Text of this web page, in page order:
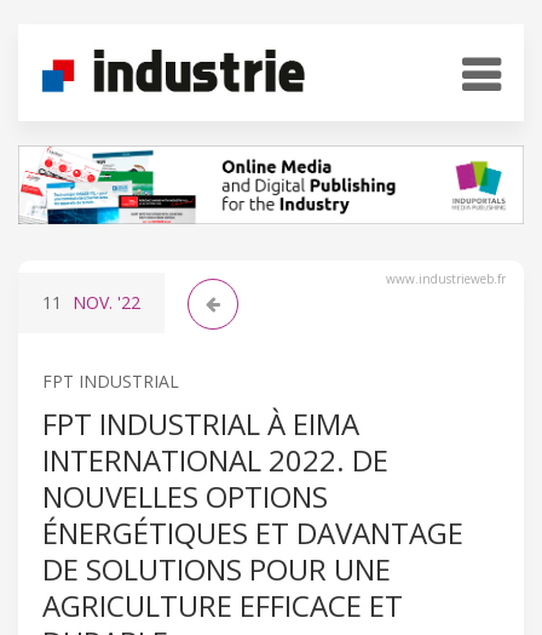
www.industrieweb.fr
11 NOV. '22
FPT INDUSTRIAL
FPT INDUSTRIAL À EIMA
INTERNATIONAL 2022. DE
NOUVELLES OPTIONS
ÉNERGÉTIQUES ET DAVANTAGE
DE SOLUTIONS POUR UNE
AGRICULTURE EFFICACE ET